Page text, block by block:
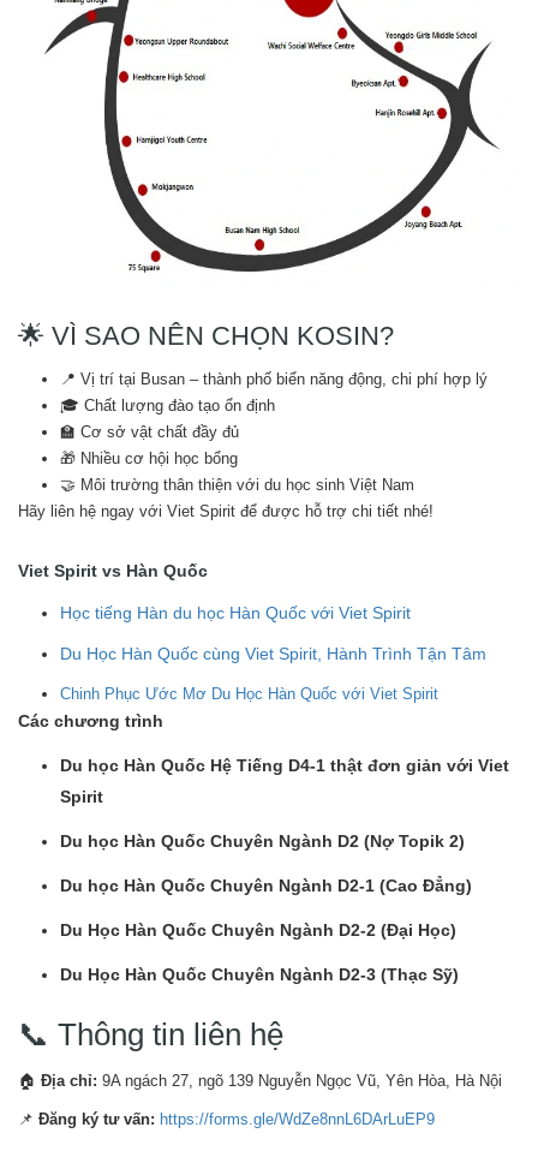
🌟 VÌ SAO NÊN CHỌN KOSIN?
📍 Vị trí tại Busan – thành phố biển năng động, chi phí hợp lý
🎓 Chất lượng đào tạo ổn định
🏫 Cơ sở vật chất đầy đủ
🎁 Nhiều cơ hội học bổng
🤝 Môi trường thân thiện với du học sinh Việt Nam
Hãy liên hệ ngay với Viet Spirit để được hỗ trợ chi tiết nhé!
Viet Spirit vs Hàn Quốc
Học tiếng Hàn du học Hàn Quốc với Viet Spirit
Du Học Hàn Quốc cùng Viet Spirit, Hành Trình Tận Tâm
Chinh Phục Ước Mơ Du Học Hàn Quốc với Viet Spirit
Các chương trình
Du học Hàn Quốc Hệ Tiếng D4-1 thật đơn giản với Viet
Spirit
Du học Hàn Quốc Chuyên Ngành D2 (Nợ Topik 2)
Du học Hàn Quốc Chuyên Ngành D2-1 (Cao Đẳng)
Du Học Hàn Quốc Chuyên Ngành D2-2 (Đại Học)
Du Học Hàn Quốc Chuyên Ngành D2-3 (Thạc Sỹ)
📞 Thông tin liên hệ
🏠 Địa chỉ: 9A ngách 27, ngõ 139 Nguyễn Ngọc Vũ, Yên Hòa, Hà Nội
📌 Đăng ký tư vấn: https://forms.gle/WdZe8nnL6DArLuEP9